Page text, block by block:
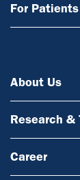
For
About Us
Research &
Career